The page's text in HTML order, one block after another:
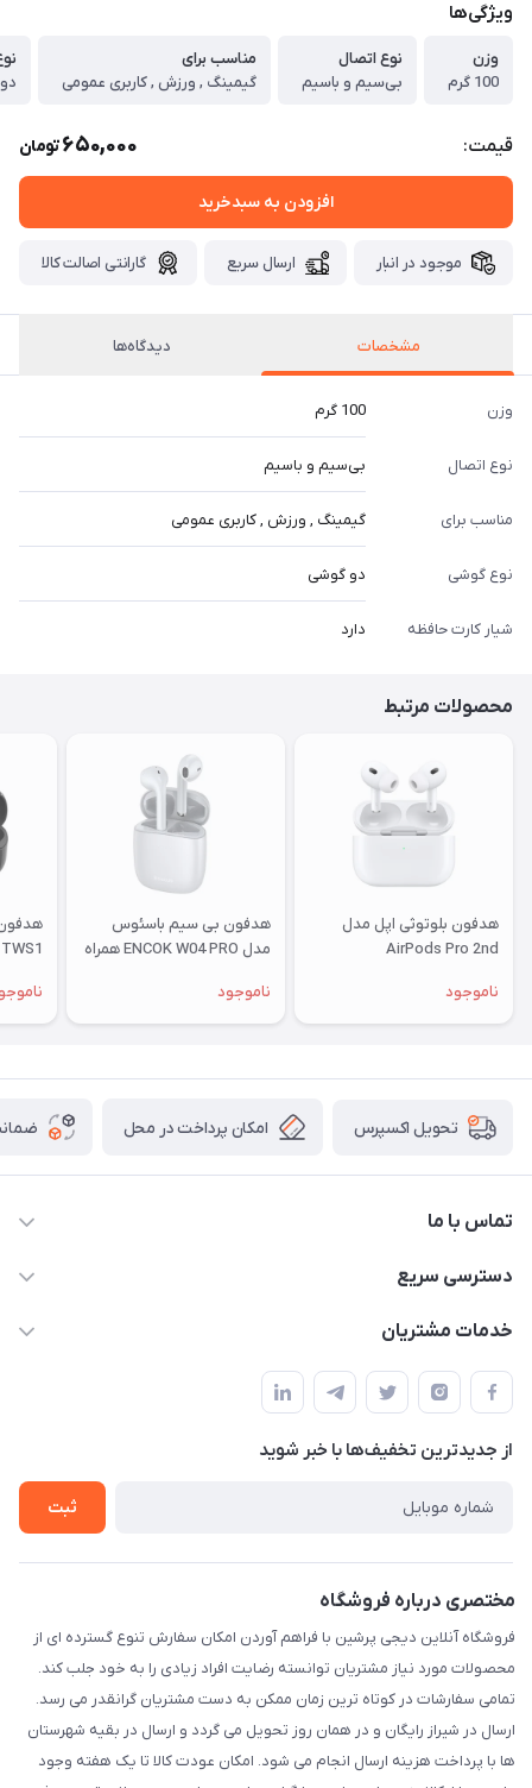
ویژگی‌ها
وزن
100 گرم
نوع اتصال
بی‌سیم و باسیم
مناسب برای
گیمینگ , ورزش , کاربری عمومی
قیمت: 650,000تومان
افزودن به سبدخرید
موجود در انبار ارسال سریع گارانتی اصالت کالا
مشخصات دیدگاه‌ها
وزن 100 گرم
نوع اتصال بی‌سیم و باسیم
مناسب برای گیمینگ , ورزش , کاربری عمومی
نوع گوشی دو گوشی
شیار کارت حافظه دارد
محصولات مرتبط
هدفون بلوتوثی اپل مدل
AirPods Pro 2nd
ناموجود
هدفون بی‌ سیم باسئوس
مدل ENCOK W04 PRO همراه
ناموجود
TWS1
تحویل اکسپرس امکان پرداخت در محل
تماس با ما
09172138137
دسترسی سریع
حساب کاربری
لیست محصولات
درباره ما
خدمات مشتریان
قوانین و مقررات
حریم خصوصی
راهنما
از جدید‌ترین تخفیف‌ها با‌ خبر شوید
ثبت
مختصری درباره فروشگاه
فروشگاه آنلاین دیجی پرشین با فراهم آوردن امکان سفارش تنوع گسترده ای از
محصولات مورد نیاز مشتریان توانسته رضایت افراد زیادی را به خود جلب کند.
تمامی سفارشات در کوتاه ترین زمان ممکن به دست مشتریان گرانقدر می رسد.
ارسال در شیراز رایگان و در همان روز تحویل می گردد و ارسال در بقیه شهرستان
ها با پرداخت هزینه ارسال انجام می شود. امکان عودت کالا تا یک هفته وجود